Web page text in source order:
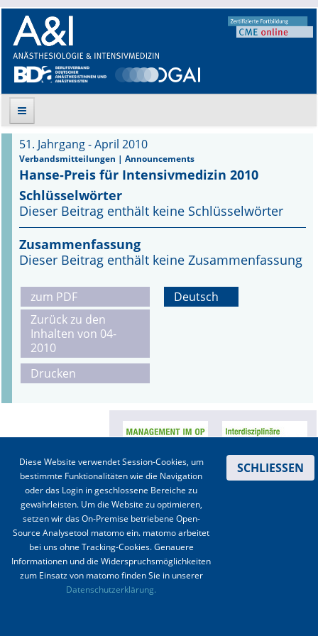
Suche
Aktuelle Ausgabe
Leitlinien
Archiv
Supplements
Supplements OrphanAnesthesia
Online First
A&I English
Autoren-Service
Bestell-Service
Stellenmarkt
Kongresskalender
51. Jahrgang - April 2010
Verbandsmitteilungen | Announcements
Hanse-Preis für Intensivmedizin 2010
Schlüsselwörter
Dieser Beitrag enthält keine Schlüsselwörter
Zusammenfassung
Dieser Beitrag enthält keine Zusammenfassung
zum PDF
Zurück zu den
Inhalten von 04-
2010
Drucken
Deutsch
Kontakt | Impressum | Datenschutz | Haftungsausschluss
Diese Website verwendet Session-Cookies, um
bestimmte Funktionalitäten wie die Navigation
oder das Login in geschlossene Bereiche zu
gewährleisten. Um die Website zu optimieren,
setzen wir das On-Premise betriebene Open-
Source Analysetool matomo ein. matomo arbeitet
bei uns ohne Tracking-Cookies. Genauere
Informationen und die Widerspruchsmöglichkeiten
zum Einsatz von matomo finden Sie in unserer
Datenschutzerklärung.
SCHLIESSEN